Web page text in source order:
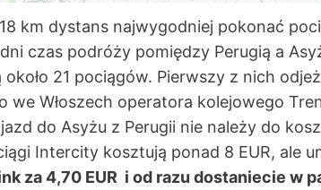
km dystans najwygodniej pokonać
czas podróży pomiędzy Perugią a
21 pociągów. Pierwszy z nich
we Włoszech operatora kolejowego
do Asyżu z Perugii nie należy do
Intercity kosztują ponad 8 EUR, ale
za 4,70 EUR i od razu dostaniecie w